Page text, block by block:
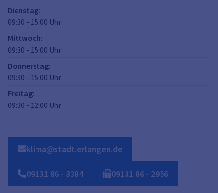
Dienstag:
09:30 - 15:00 Uhr
Mittwoch:
09:30 - 15:00 Uhr
Donnerstag:
09:30 - 15:00 Uhr
Freitag:
09:30 - 12:00 Uhr
klima@stadt.erlangen.de
09131 86 - 3384 09131 86 - 2956